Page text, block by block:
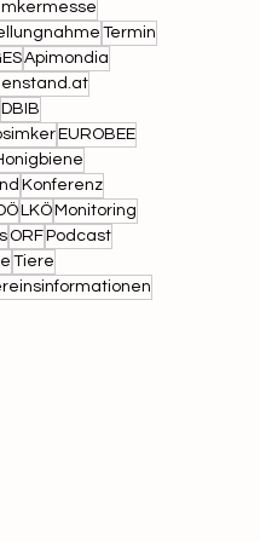
Termin
Apimondia
DBIB
EUROBEE
Konferenz
LKÖ Monitoring
ORF Podcast
Tiere